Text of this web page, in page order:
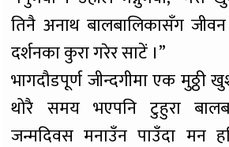
तिनै अनाथ बालबालिकासँग
दर्शनका कुरा गरेर साटें ।”
भागदौडपूर्ण जीन्दगीमा एक मुठ्ठी
थोरै समय भएपनि टुहुरा
जन्मदिवस मनाउँन पाउँदा मन